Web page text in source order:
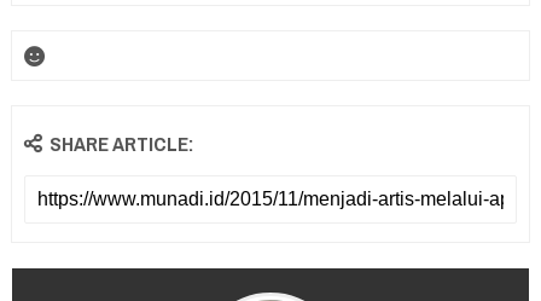
SHARE ARTICLE: